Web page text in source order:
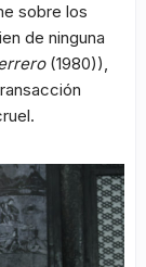
sobre los
de ninguna
(1980)),